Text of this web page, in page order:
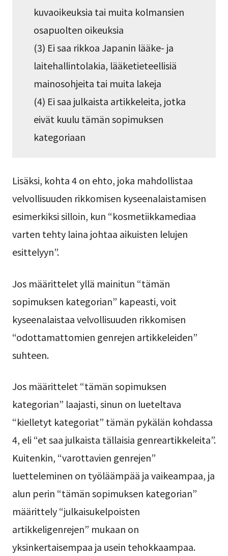
kuvaoikeuksia tai muita kolmansien
osapuolten oikeuksia
(3) Ei saa rikkoa Japanin lääke- ja
laitehallintolakia, lääketieteellisiä
mainosohjeita tai muita lakeja
(4) Ei saa julkaista artikkeleita, jotka
eivät kuulu tämän sopimuksen
kategoriaan
Lisäksi, kohta 4 on ehto, joka mahdollistaa
velvollisuuden rikkomisen kyseenalaistamisen
esimerkiksi silloin, kun “kosmetiikkamediaa
varten tehty laina johtaa aikuisten lelujen
esittelyyn”.
Jos määrittelet yllä mainitun “tämän
sopimuksen kategorian” kapeasti, voit
kyseenalaistaa velvollisuuden rikkomisen
“odottamattomien genrejen artikkeleiden”
suhteen.
Jos määrittelet “tämän sopimuksen
kategorian” laajasti, sinun on lueteltava
“kielletyt kategoriat” tämän pykälän kohdassa
4, eli “et saa julkaista tällaisia genreartikkeleita”.
Kuitenkin, “varottavien genrejen”
luetteleminen on työläämpää ja vaikeampaa, ja
alun perin “tämän sopimuksen kategorian”
määrittely “julkaisukelpoisten
artikkeligenrejen” mukaan on
yksinkertaisempaa ja usein tehokkaampaa.